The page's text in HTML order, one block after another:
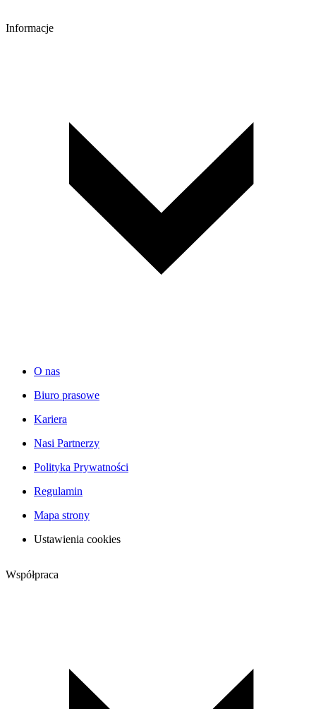
Informacje
O nas
Biuro prasowe
Kariera
Nasi Partnerzy
Polityka Prywatności
Regulamin
Mapa strony
Ustawienia cookies
Współpraca